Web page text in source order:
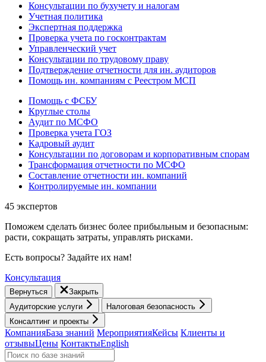
Консультации по бухучету и налогам
Учетная политика
Экспертная поддержка
Проверка учета по госконтрактам
Управленческий учет
Консультации по трудовому праву
Подтверждение отчетности для ин. аудиторов
Помощь ин. компаниям с Реестром МСП
Помощь с ФСБУ
Круглые столы
Аудит по МСФО
Проверка учета ГОЗ
Кадровый аудит
Консультации по договорам и корпоративным спорам
Трансформация отчетности по МСФО
Составление отчетности ин. компаний
Контролируемые ин. компании
45 экспертов
Поможем сделать бизнес более прибыльным и безопасным:
расти, cокращать затраты, управлять рисками.
Есть вопросы? Задайте их нам!
Консультация
Вернуться
Закрыть
Аудиторские услуги
Налоговая безопасность
Консалтинг и проекты
КомпанияБаза знаний МероприятияКейсы Клиенты и
отзывыЦены КонтактыEnglish